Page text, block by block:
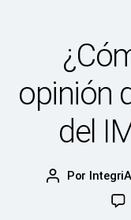
opinión
del
Autor
Por